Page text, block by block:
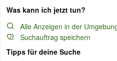
Was kann ich jetzt tun?
Alle Anzeigen in der
Suchauftrag speichern
Tipps für deine Suche